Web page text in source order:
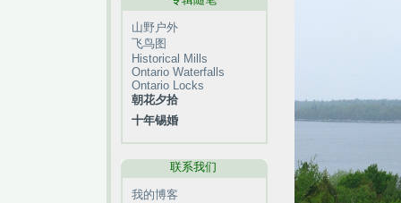
山野户外
飞鸟图
Historical Mills
Ontario Waterfalls
Ontario Locks
朝花夕拾
十年锡婚
联系我们
我的博客